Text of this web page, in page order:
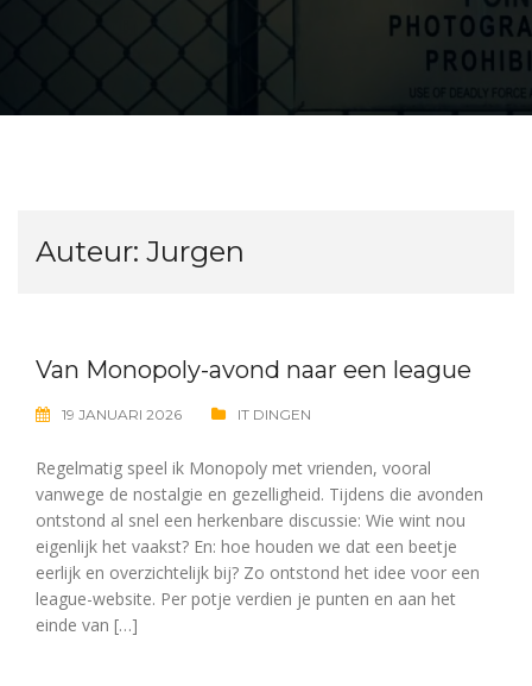
Auteur: Jurgen
Van Monopoly-avond naar een league
19 JANUARI 2026 IT DINGEN
Regelmatig speel ik Monopoly met vrienden, vooral
vanwege de nostalgie en gezelligheid. Tijdens die avonden
ontstond al snel een herkenbare discussie: Wie wint nou
eigenlijk het vaakst? En: hoe houden we dat een beetje
eerlijk en overzichtelijk bij? Zo ontstond het idee voor een
league-website. Per potje verdien je punten en aan het
einde van […]